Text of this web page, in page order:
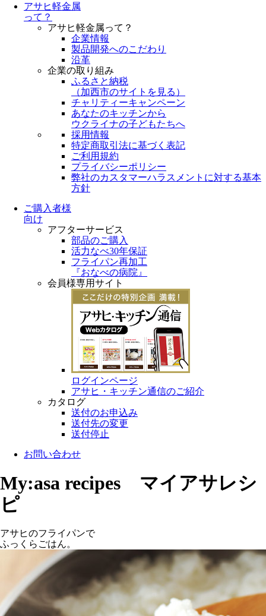
アサヒ軽金属
って？
アサヒ軽金属って？
企業情報
製品開発へのこだわり
沿革
企業の取り組み
ふるさと納税
（加西市のサイトを見る ）
チャリティーキャンペーン
あなたのキッチンから
ウクライナの子どもたちへ
採用情報
特定商取引法に基づく表記
ご利用規約
プライバシーポリシー
弊社のカスタマーハラスメントに対する基本
方針
ご購入者様
向け
アフターサービス
部品のご購入
活力なべ30年保証
フライパン再加工
『おなべの病院』
会員様専用サイト
ログインページ
アサヒ・キッチン通信のご紹介
カタログ
送付のお申込み
送付先の変更
送付停止
お問い合わせ
My:asa recipes マイアサレシ
ピ
アサヒのフライパンで
ふっくらごはん。